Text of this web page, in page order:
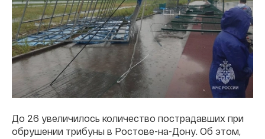
До 26 увеличилось количество пострадавших при
обрушении трибуны в Ростове-на-Дону. Об этом,